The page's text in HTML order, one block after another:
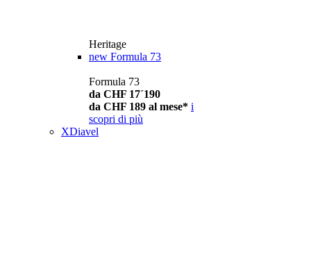
Heritage
new Formula 73
Formula 73
da CHF 17´190
da CHF 189 al mese* i
scopri di più
XDiavel